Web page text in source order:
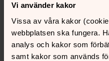
Vi använder kakor
Vissa av våra kakor
webbplatsen ska fungera.
analys och kakor som
samt kakor som används
Synpunkter eller
innehåll?
Dela